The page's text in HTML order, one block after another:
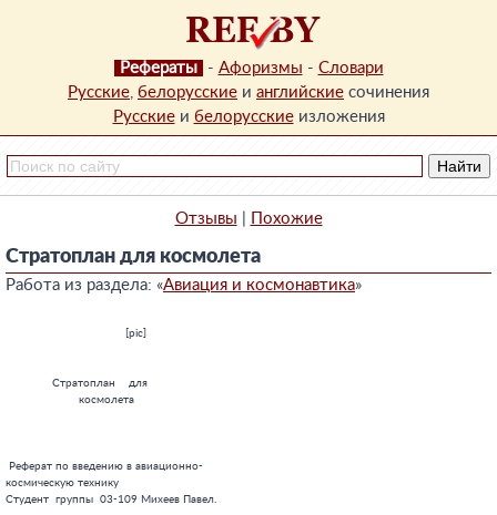
Рефераты - Афоризмы - Словари
Русские, белорусские и английские сочинения
Русскиеи белорусскиеизложения
Отзывы Похожие
Стратоплан для космолета
Работа из раздела: «Авиация и космонавтика»